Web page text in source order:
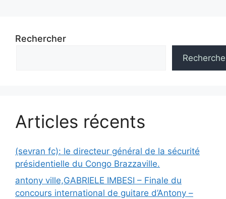
Rechercher
Articles récents
(sevran fc): le directeur général de la sécurité
présidentielle du Congo Brazzaville.
antony ville,GABRIELE IMBESI – Finale du
concours international de guitare d’Antony –